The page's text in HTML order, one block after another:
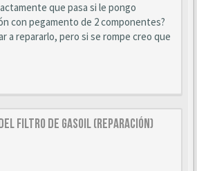
que pasa si le pongo
con pegamento de 2 componentes?
a repararlo, pero si se rompe creo que
del filtro de gasoil (reparación)